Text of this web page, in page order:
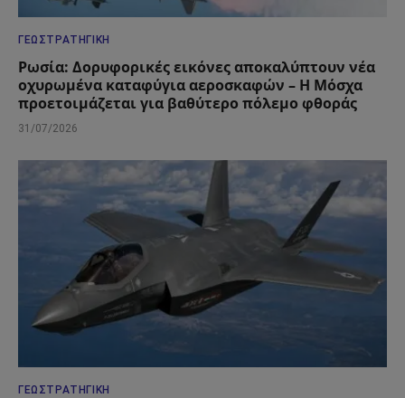
ΓΕΩΣΤΡΑΤΗΓΙΚΉ
Ρωσία: Δορυφορικές εικόνες αποκαλύπτουν νέα
οχυρωμένα καταφύγια αεροσκαφών – Η Μόσχα
προετοιμάζεται για βαθύτερο πόλεμο φθοράς
31/07/2026
ΓΕΩΣΤΡΑΤΗΓΙΚΉ